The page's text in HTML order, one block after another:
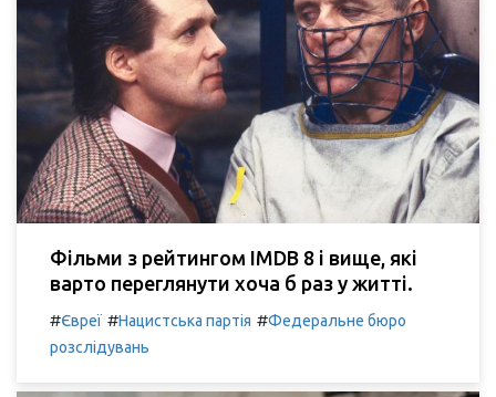
Фільми з рейтингом IMDB 8 і вище, які
варто переглянути хоча б раз у житті.
#Євреї #Нацистська партія #Федеральне бюро
розслідувань